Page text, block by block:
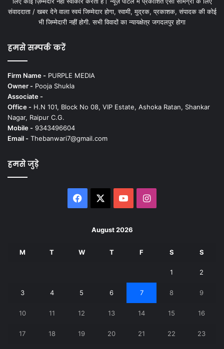
संवाददाता / खबर देने वाला स्वयं जिम्मेदार होगा, स्वामी, मुद्रक, प्रकाशक, संपादक की कोई
भी जिम्मेदारी नहीं होगी. सभी विवादों का न्यायक्षेत्र जगदलपुर होगा
हमसे सम्पर्क करें
Firm Name - PURPLE MEDIA
Owner - Pooja Shukla
Associate -
Office - H.N 101, Block No 08, VIP Estate, Ashoka Ratan, Shankar
Nagar, Raipur C.G.
Mobile - 9343496604
Email - Thebanwari7@gmail.com
हमसे जुड़े
Facebook YouTubeInstagram
August 2026
M T W T F S S
1 2
3 4 5 6 7 8 9
10 11 12 13 14 15 16
17 18 19 20 21 22 23